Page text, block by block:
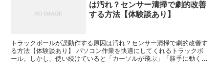
は汚れ？センサー清掃で劇的改善
する方法【体験談あり】
トラックボールが誤動作する原因は汚れ？センサー清掃で劇的改善す
る方法【体験談あり】 パソコン作業を快適にしてくれるトラックボ
ール。しかし、使い続けていると「カーソルが飛ぶ」「勝手に動く」